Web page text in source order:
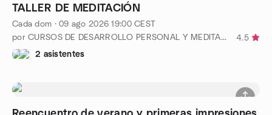
TALLER DE MEDITACIÓN
Cada dom ·09 ago 2026 19:00 CEST
por CURSOS DE DESARROLLO PERSONAL Y MEDITACIÓN EN SEVILLA
4.5
2 asistentes